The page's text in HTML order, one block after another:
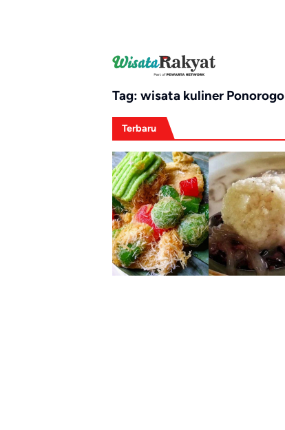
Tag: wisata kuliner Ponorogo
Terbaru